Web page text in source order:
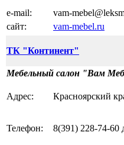
e-mail:
vam-
сайт:
vam-mebel.ru
ТК "Континент"
Мебельный салон "Вам
Адрес: Красноярский
Телефон: 8(391) 228-74-60